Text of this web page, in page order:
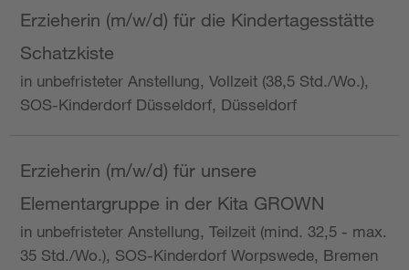
Erzieherin (m/w/d) für die Kindertagesstätte
Schatzkiste
in unbefristeter Anstellung, Vollzeit (38,5 Std./Wo.),
SOS-Kinderdorf Düsseldorf, Düsseldorf
Erzieherin (m/w/d) für unsere
Elementargruppe in der Kita GROWN
in unbefristeter Anstellung, Teilzeit (mind. 32,5 - max.
35 Std./Wo.), SOS-Kinderdorf Worpswede, Bremen